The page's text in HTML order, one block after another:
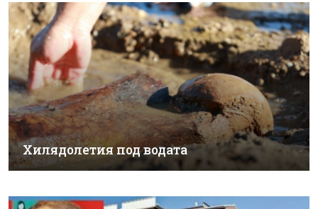
Хилядолетия под водата